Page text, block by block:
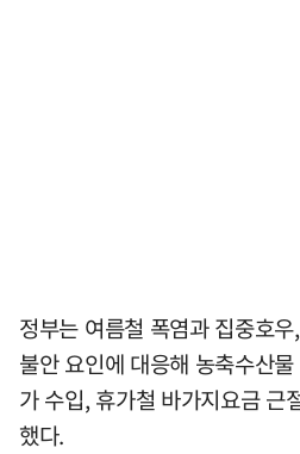
정부는 여름철 폭염과 집중호
불안 요인에 대응해 농축수산
가 수입, 휴가철 바가지요금 근
했다.